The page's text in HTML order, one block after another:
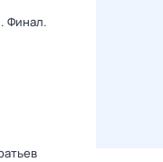
Финал.